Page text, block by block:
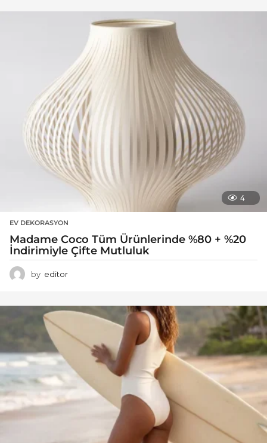
4
EV DEKORASYON
Madame Coco Tüm Ürünlerinde %80 + %20
İndirimiyle Çifte Mutluluk
by editor